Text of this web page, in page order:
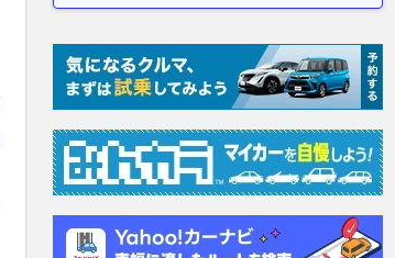
2026.08.07 月刊自家用車